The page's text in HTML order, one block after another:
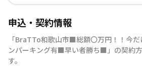
申込・契約情報
「BraTTo和歌山市■総額〇万円！！今
ンパーキング有■早い者勝ち■ 」の契約
す。